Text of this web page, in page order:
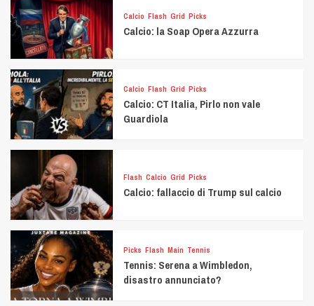
Calcio Flash Grid Picks
Calcio: la Soap Opera Azzurra
Calcio Flash Grid Picks
Calcio: CT Italia, Pirlo non vale
Guardiola
Flash Calcio Grid Picks
Calcio: fallaccio di Trump sul calcio
Picks Flash Main Tennis
Tennis: Serena a Wimbledon,
disastro annunciato?